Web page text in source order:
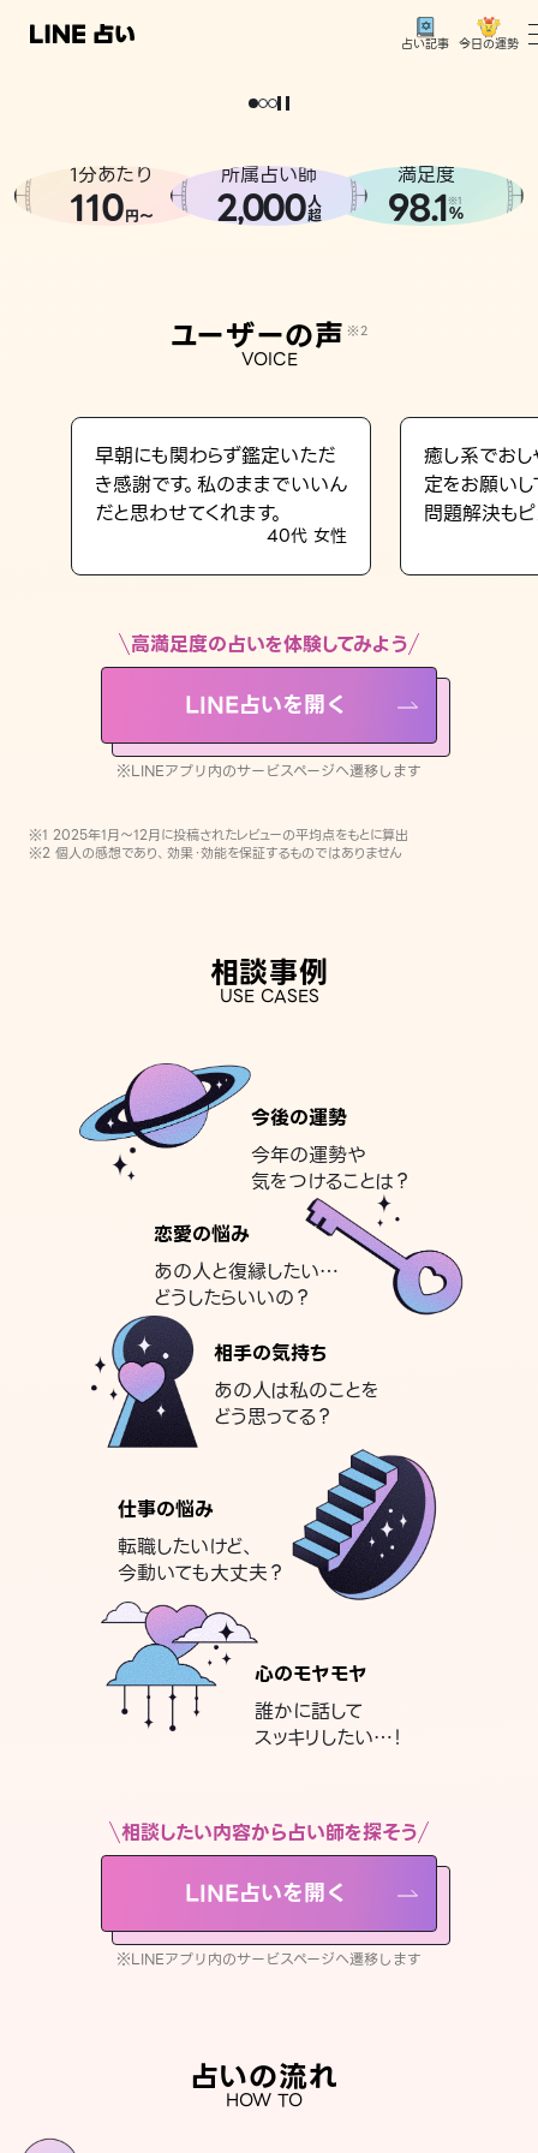
占い記事 今日の運勢
相談事例
LINE占いを開く
※LINEアプリ内のサービスページへ遷移します
どうせなら
。
1分あたり
110円〜
所属占い師
2,000人
超
満足度
98.1※1
%
ユーザーの声 ※2
VOICE
早朝にも関わらず鑑定いただ
き感謝です。私のままでいいん
だと思わせてくれます。
40代 女性
癒し系でおし
定をお願い
問題解決もピ
高満足度の占いを体験してみよう
LINE占いを開く
※LINEアプリ内のサービスページへ遷移します
※1 2025年1月〜12月に投稿されたレビューの平均点をもとに算出
※2 個人の感想であり、効果・効能を保証するものではありません
相談事例
USE CASES
今後の運勢
今年の運勢や
気をつけることは？
恋愛の悩み
あの人と復縁したい…
どうしたらいいの？
相手の気持ち
あの人は私のことを
どう思ってる？
仕事の悩み
転職したいけど、
今動いても大丈夫？
心のモヤモヤ
誰かに話して
スッキリしたい…！
相談したい内容から占い師を探そう
LINE占いを開く
※LINEアプリ内のサービスページへ遷移します
占いの流れ
HOW TO